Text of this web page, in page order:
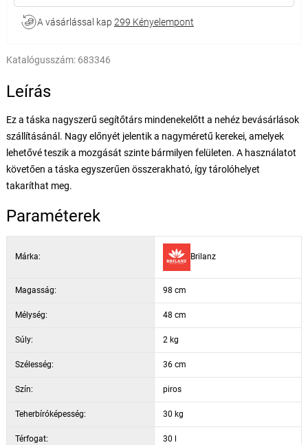
A vásárlással kap 299 Kényelempont
Katalógusszám: 683346
Leírás
Ez a táska nagyszerű segítőtárs mindenekelőtt a nehéz bevásárlások
szállításánál. Nagy előnyét jelentik a nagyméretű kerekei, amelyek
lehetővé teszik a mozgását szinte bármilyen felületen. A használatot
követően a táska egyszerűen összerakható, így tárolóhelyet
takaríthat meg.
Paraméterek
Márka: Brilanz
Magasság: 98 cm
Mélység: 48 cm
Súly: 2 kg
Szélesség: 36 cm
Szín: piros
Teherbíróképesség: 30 kg
Térfogat: 30 l